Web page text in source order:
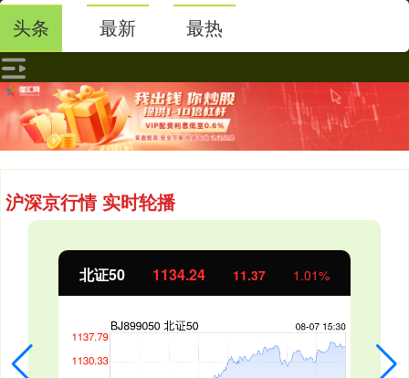
沪深京行情 实时轮播
北证50 1134.24 11.37 1.01%
头条 最新 最热